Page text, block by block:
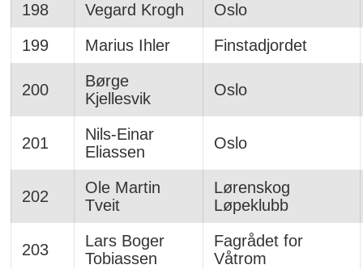
198 Vegard Krogh
Oslo
199
Marius Ihler Finstadjordet
200
Børge
Kjellesvik
Oslo
201
Nils-Einar
Eliassen
Oslo
202
Ole Martin
Tveit
Lørenskog
Løpeklubb
203
Lars Boger
Tobiassen
Fagrådet for
Våtrom